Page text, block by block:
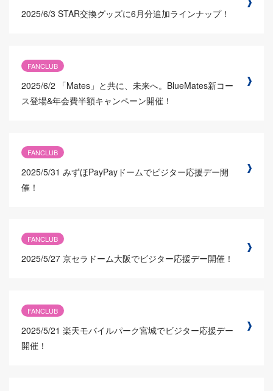
2025/6/3 STAR交換グッズに6月分追加ラインナップ！
FANCLUB
2025/6/2
「Mates」と共に、未来へ。BlueMates新コー
ス登場&年会費半額キャンペーン開催！
FANCLUB
2025/5/31 みずほPayPayドームでビジター応援デー開
催！
FANCLUB
2025/5/27 京セラドーム大阪でビジター応援デー開催！
FANCLUB
2025/5/21 楽天モバイルパーク宮城でビジター応援デー
開催！